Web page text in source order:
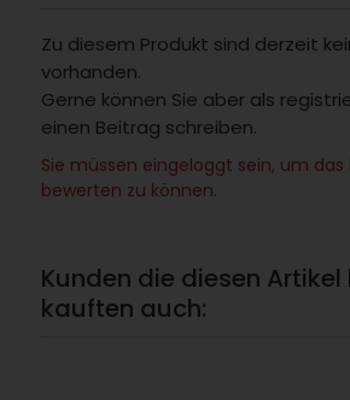
Zu diesem Produkt sind derzeit
vorhanden.
Gerne können Sie aber als
einen Beitrag schreiben.
Sie müssen eingeloggt sein, um das
bewerten zu können.
Kunden die diesen
kauften auch: